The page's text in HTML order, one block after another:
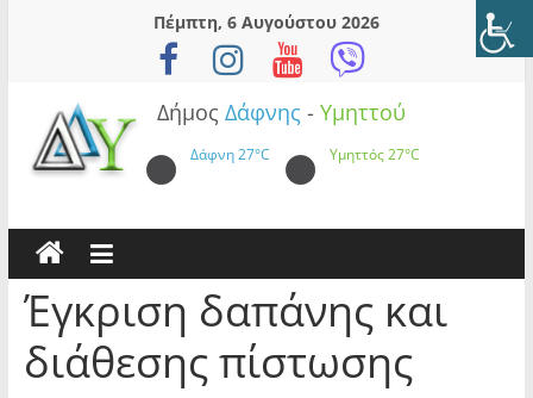
Πέμπτη, 6 Αυγούστου 2026
Δήμος Δάφνης - Υμηττού
Δάφνη27°C Υμηττός27°C
Έγκριση δαπάνης και
διάθεσης πίστωσης